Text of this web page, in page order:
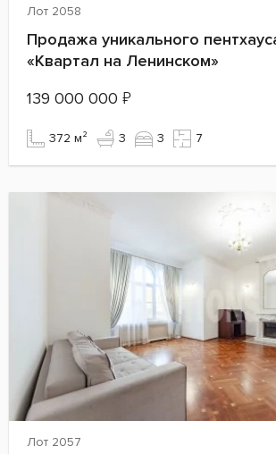
Лот 2058
Продажа уникального
«Квартал на Ленинском»
139 000 000 ₽
372 м² 3 3 7
Лот 2057